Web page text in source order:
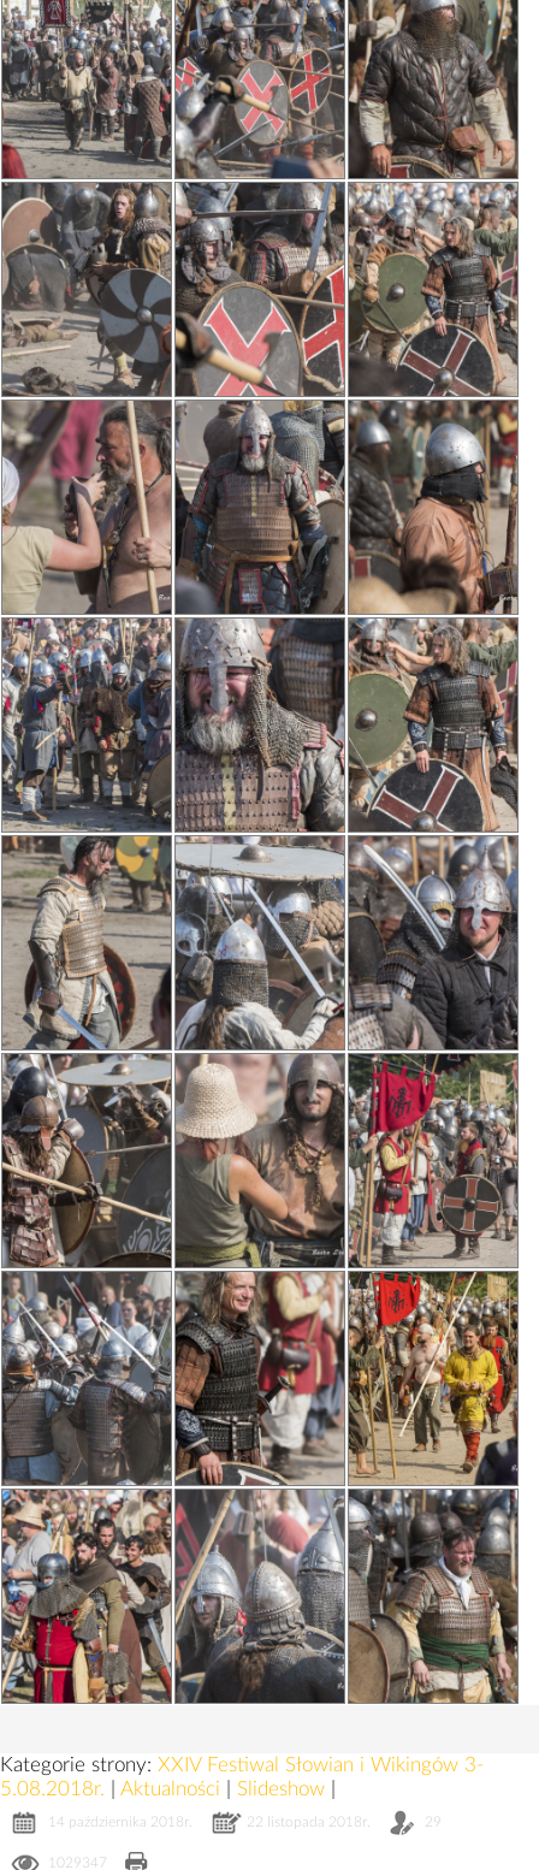
Kategorie strony: XXIV Festiwal Słowian i Wikingów 3-
5.08.2018r.
Aktualności Slideshow
14 października 2018r. 22 listopada 2018r. 29
1029347